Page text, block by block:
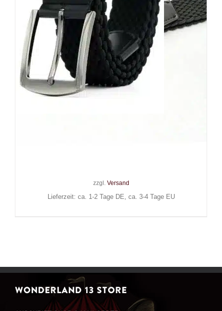
zzgl. Versand
Lieferzeit: ca. 1-2 Tage DE, ca. 3-4 Tage EU
WONDERLAND 13 STORE